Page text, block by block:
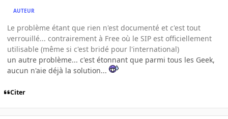
AUTEUR
Le problème étant que rien n'est documenté et c'est tout
verrouillé... contrairement à Free où le SIP est officiellement
utilisable (même si c'est bridé pour l'international)
un autre problème... c'est étonnant que parmi tous les Geek,
aucun n'aie déjà la solution...
Citer